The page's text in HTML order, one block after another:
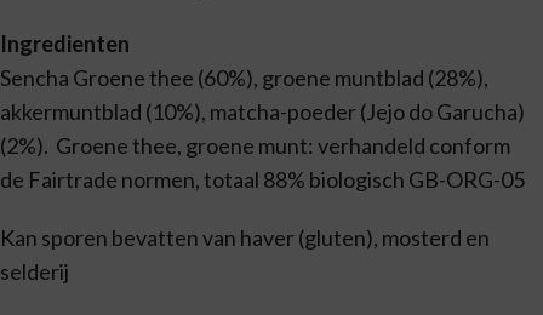
Ingredienten
Sencha Groene thee (60%), groene muntblad (28%),
akkermuntblad (10%), matcha-poeder (Jejo do Garucha)
(2%). Groene thee, groene munt: verhandeld conform
de Fairtrade normen, totaal 88% biologisch GB-ORG-05
Kan sporen bevatten van haver (gluten), mosterd en
selderij